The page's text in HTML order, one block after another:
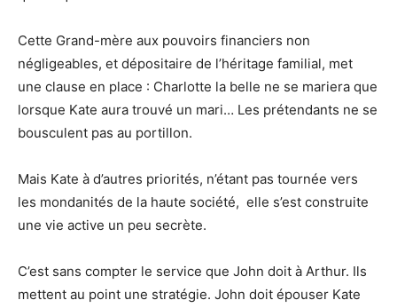
Cette Grand-mère aux pouvoirs financiers non
négligeables, et dépositaire de l’héritage familial, met
une clause en place : Charlotte la belle ne se mariera que
lorsque Kate aura trouvé un mari… Les prétendants ne se
bousculent pas au portillon.
Mais Kate à d’autres priorités, n’étant pas tournée vers
les mondanités de la haute société, elle s’est construite
une vie active un peu secrète.
C’est sans compter le service que John doit à Arthur. Ils
mettent au point une stratégie. John doit épouser Kate